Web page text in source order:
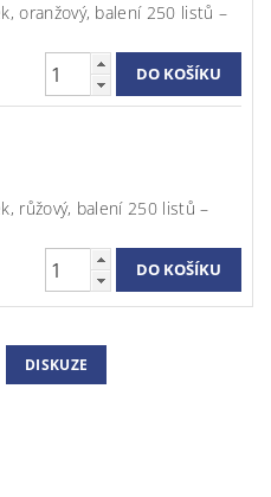
oranžový, balení 250 listů –
růžový, balení 250 listů –
DISKUZE